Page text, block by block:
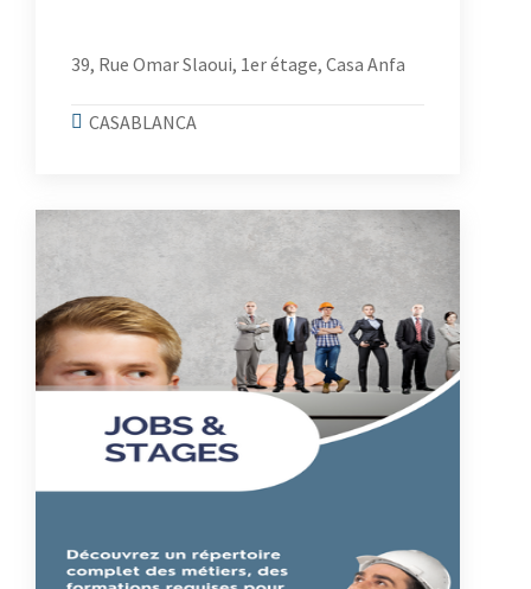
39, Rue Omar Slaoui, 1er étage, Casa Anfa
CASABLANCA